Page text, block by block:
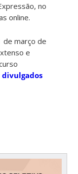
no
online.
de março de
e
divulgados